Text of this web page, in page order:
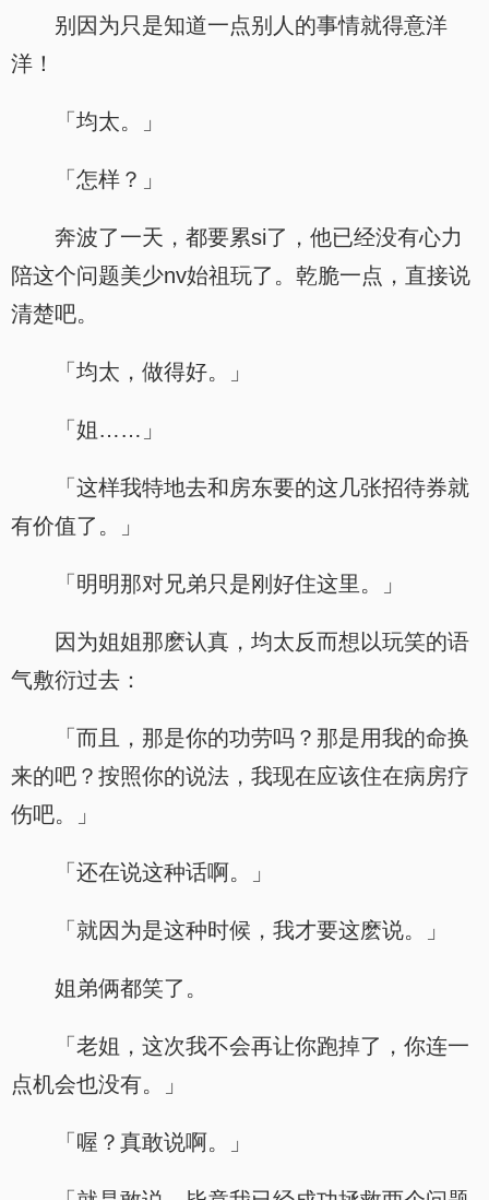
别因为只是知道一点别人的事情就得意洋
洋！
「均太。」
「怎样？」
奔波了一天，都要累si了，他已经没有心力
陪这个问题美少nv始祖玩了。乾脆一点，直接说
清楚吧。
「均太，做得好。」
「姐……」
「这样我特地去和房东要的这几张招待券就
有价值了。」
「明明那对兄弟只是刚好住这里。」
因为姐姐那麽认真，均太反而想以玩笑的语
气敷衍过去：
「而且，那是你的功劳吗？那是用我的命换
来的吧？按照你的说法，我现在应该住在病房疗
伤吧。」
「还在说这种话啊。」
「就因为是这种时候，我才要这麽说。」
姐弟俩都笑了。
「老姐，这次我不会再让你跑掉了，你连一
点机会也没有。」
「喔？真敢说啊。」